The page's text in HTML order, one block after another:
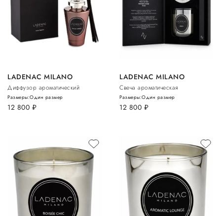
LADENAC MILANO
Диффузор ароматический
12 800 руб.
Размеры:Один размер
LADENAC MILANO
Свеча ароматическая
12 800 руб.
Размеры:Один размер